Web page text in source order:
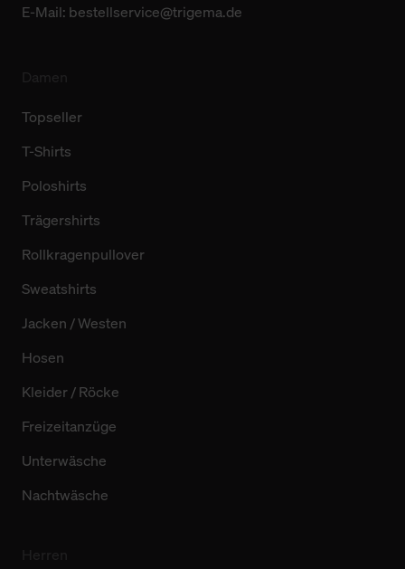
E-Mail: bestellservice@trigema.de
Topseller
T-Shirts
Poloshirts
Trägershirts
Rollkragenpullover
Sweatshirts
Jacken / Westen
Hosen
Kleider / Röcke
Freizeitanzüge
Unterwäsche
Nachtwäsche